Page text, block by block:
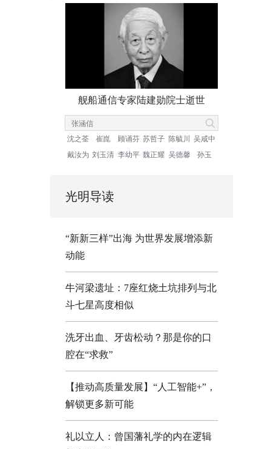
舰船通信专家陆建勋院士逝世
沈之荃 崔崑 顾诵芬 苏哲子 陈毓川
吴咸中
戴汝为 刘玉清 李幼平 魏正耀 吴德馨 孙玉
光明导读
“新新三样”出海 为世界发展增添新
动能
牛河梁遗址：7座红烧土坑排列与北
斗七星高度相似
洗牙出血、牙齿松动？那是你的口
腔在“求救”
【推动高质量发展】“人工智能+”，
解锁更多新可能
礼以立人：曾国藩礼学的内在逻辑